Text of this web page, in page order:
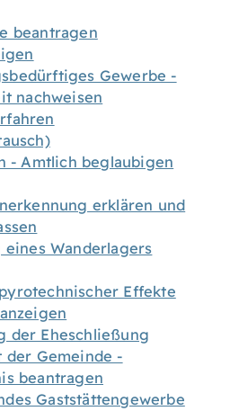
beantragen
Gewerbe -
nachweisen
- Amtlich beglaubigen
erklären und
eines Wanderlagers
Effekte
der Eheschließung
der Gemeinde -
beantragen
Gaststättengewerbe